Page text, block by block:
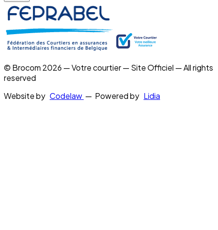
© Brocom 2026 — Votre courtier — Site Officiel — All rights
reserved
Website by Codelaw — Powered by Lidia